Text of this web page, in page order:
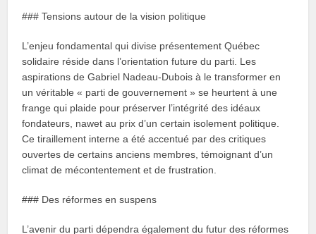
### Tensions autour de la vision politique
L’enjeu fondamental qui divise présentement Québec
solidaire réside dans l’orientation future du parti. Les
aspirations de Gabriel Nadeau-Dubois à le transformer en
un véritable « parti de gouvernement » se heurtent à une
frange qui plaide pour préserver l’intégrité des idéaux
fondateurs, nawet au prix d’un certain isolement politique.
Ce tiraillement interne a été accentué par des critiques
ouvertes de certains anciens membres, témoignant d’un
climat de mécontentement et de frustration.
### Des réformes en suspens
L’avenir du parti dépendra également du futur des réformes